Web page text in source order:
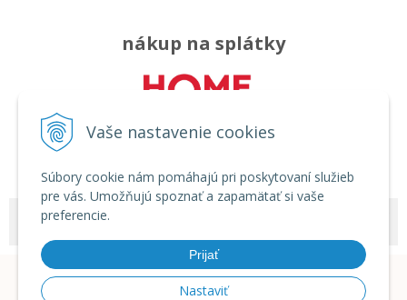
Vaše nastavenie cookies
Súbory cookie nám pomáhajú pri poskytovaní služieb
pre vás. Umožňujú spoznať a zapamätať si vaše
preferencie.
Prijať
Nastaviť
nákup na splátky
© 2026 Môj svet - rozličný tovar •